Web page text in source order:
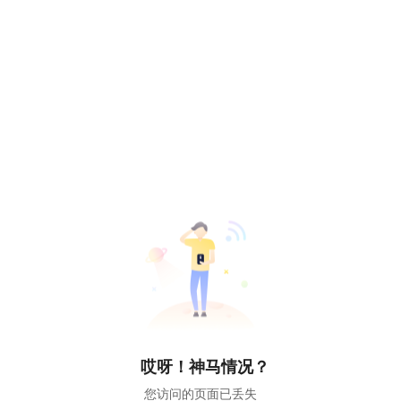
哎呀！神马情况？
您访问的页面已丢失